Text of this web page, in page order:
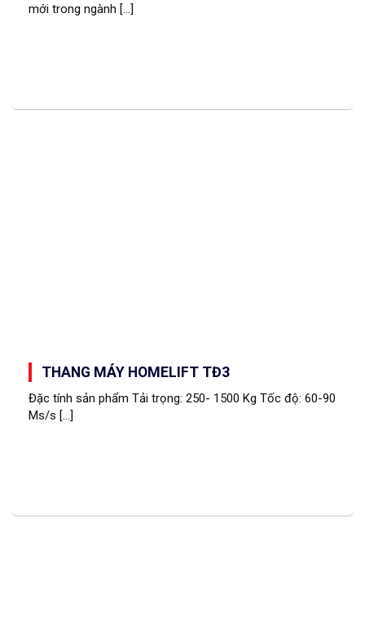
mới trong ngành [...]
THANG MÁY HOMELIFT TĐ3
Đặc tính sản phẩm Tải trọng: 250- 1500 Kg Tốc độ: 60-90
Ms/s [...]